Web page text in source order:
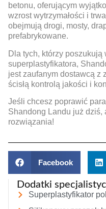
betonu, oferującym
wzrost wytrzymałości i
obejmują drogi, mosty,
prefabrykowane.
Dla tych, którzy
superplastyfikatora,
jest zaufanym dostawcą z
ścisłą kontrolą jakości i
Jeśli chcesz poprawić
Shandong Landu już dziś,
rozwiązania!
Facebook
Dodatki
Superplastyfikator